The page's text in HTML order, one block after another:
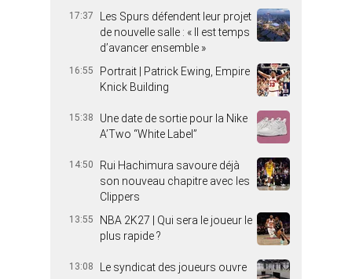
17:37
Les Spurs défendent leur projet
de nouvelle salle : « Il est temps
d’avancer ensemble »
16:55
Portrait | Patrick Ewing, Empire
Knick Building
15:38
Une date de sortie pour la Nike
A’Two “White Label”
14:50
Rui Hachimura savoure déjà
son nouveau chapitre avec les
Clippers
13:55
NBA 2K27 | Qui sera le joueur le
plus rapide ?
13:08
Le syndicat des joueurs ouvre